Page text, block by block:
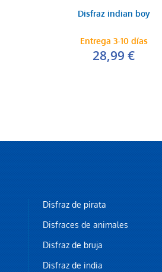
Disfraz indian boy
Entrega 3-10 días
28,99 €
Disfraz de pirata
Disfraces de animales
Disfraz de bruja
Disfraz de india